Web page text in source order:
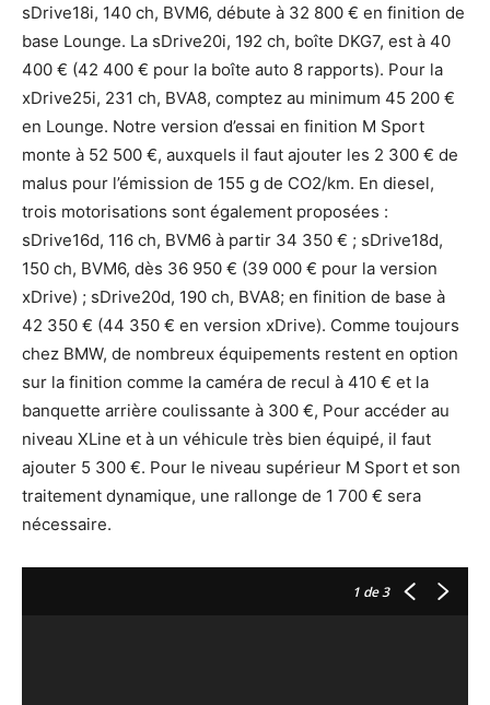
sDrive18i, 140 ch, BVM6, débute à 32 800 € en finition de
base Lounge. La sDrive20i, 192 ch, boîte DKG7, est à 40
400 € (42 400 € pour la boîte auto 8 rapports). Pour la
xDrive25i, 231 ch, BVA8, comptez au minimum 45 200 €
en Lounge. Notre version d’essai en finition M Sport
monte à 52 500 €, auxquels il faut ajouter les 2 300 € de
malus pour l’émission de 155 g de CO2/km. En diesel,
trois motorisations sont également proposées :
sDrive16d, 116 ch, BVM6 à partir 34 350 € ; sDrive18d,
150 ch, BVM6, dès 36 950 € (39 000 € pour la version
xDrive) ; sDrive20d, 190 ch, BVA8; en finition de base à
42 350 € (44 350 € en version xDrive). Comme toujours
chez BMW, de nombreux équipements restent en option
sur la finition comme la caméra de recul à 410 € et la
banquette arrière coulissante à 300 €, Pour accéder au
niveau XLine et à un véhicule très bien équipé, il faut
ajouter 5 300 €. Pour le niveau supérieur M Sport et son
traitement dynamique, une rallonge de 1 700 € sera
nécessaire.
1 de 3